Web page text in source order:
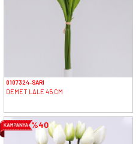
0107324-SARI
DEMET LALE 45 CM
%40